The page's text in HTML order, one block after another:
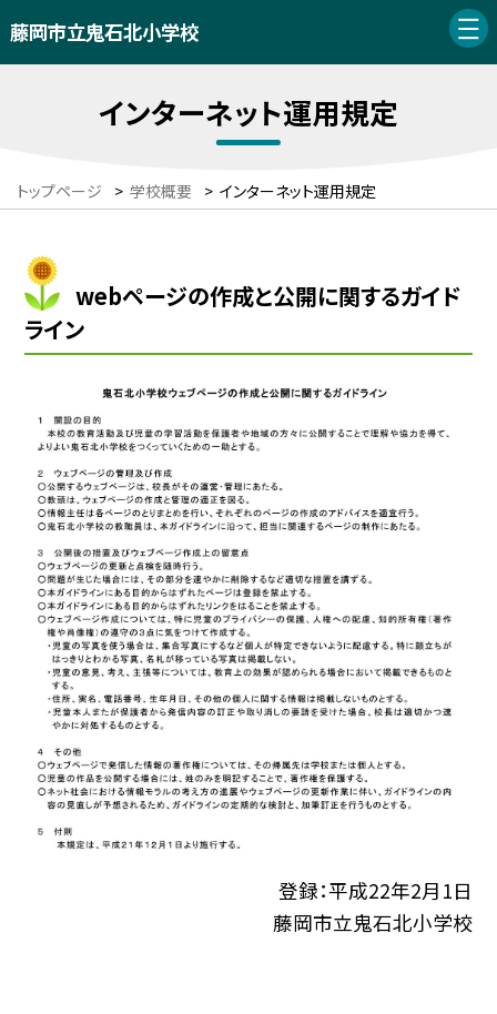
藤岡市立鬼石北小学校
インターネット運用規定
トップページ > 学校概要 > インターネット運用規定
webページの作成と公開に関するガイド
ライン
登録：平成22年2月1日
藤岡市立鬼石北小学校